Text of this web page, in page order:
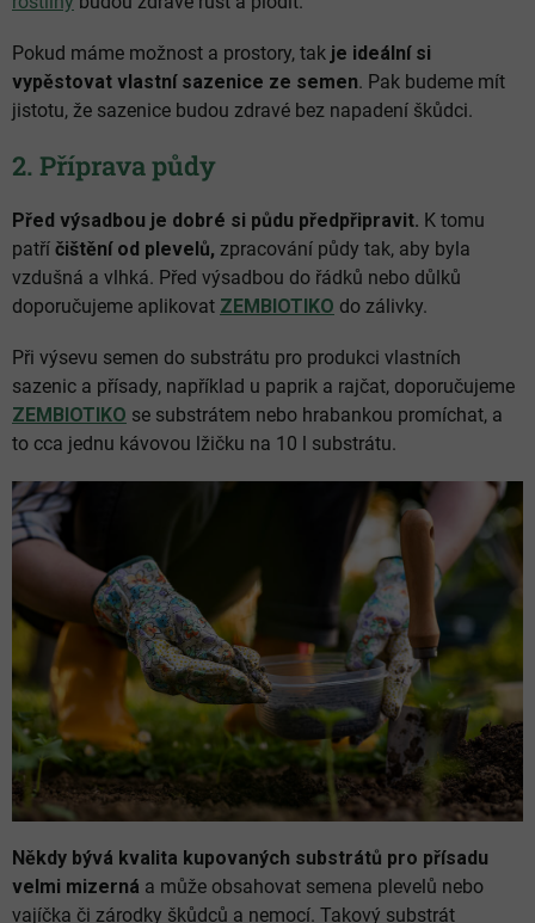
Pokud máme možnost a prostory, tak je ideální si
vypěstovat vlastní sazenice ze semen. Pak budeme mít
jistotu, že sazenice budou zdravé bez napadení škůdci.
2. Příprava půdy
Před výsadbou je dobré si půdu předpřipravit. K tomu
patří čištění od plevelů, zpracování půdy tak, aby byla
vzdušná a vlhká. Před výsadbou do řádků nebo důlků
doporučujeme aplikovat ZEMBIOTIKO do zálivky.
Při výsevu semen do substrátu pro produkci vlastních
sazenic a přísady, například u paprik a rajčat, doporučujeme
ZEMBIOTIKO se substrátem nebo hrabankou promíchat, a
to cca jednu kávovou lžičku na 10 l substrátu.
Někdy bývá kvalita kupovaných substrátů pro přísadu
velmi mizerná a může obsahovat semena plevelů nebo
vajíčka či zárodky škůdců a nemocí. Takový substrát